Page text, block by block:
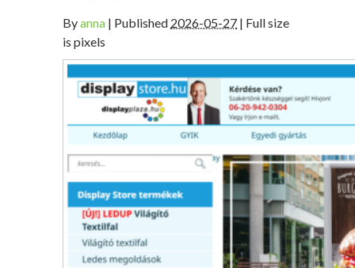
Byanna | Published 2026-05-27 | Full size
is pixels